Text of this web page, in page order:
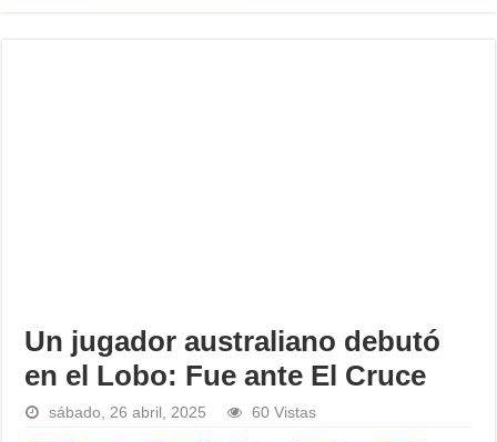
Un jugador australiano debutó
en el Lobo: Fue ante El Cruce
sábado, 26 abril, 2025 60 Vistas